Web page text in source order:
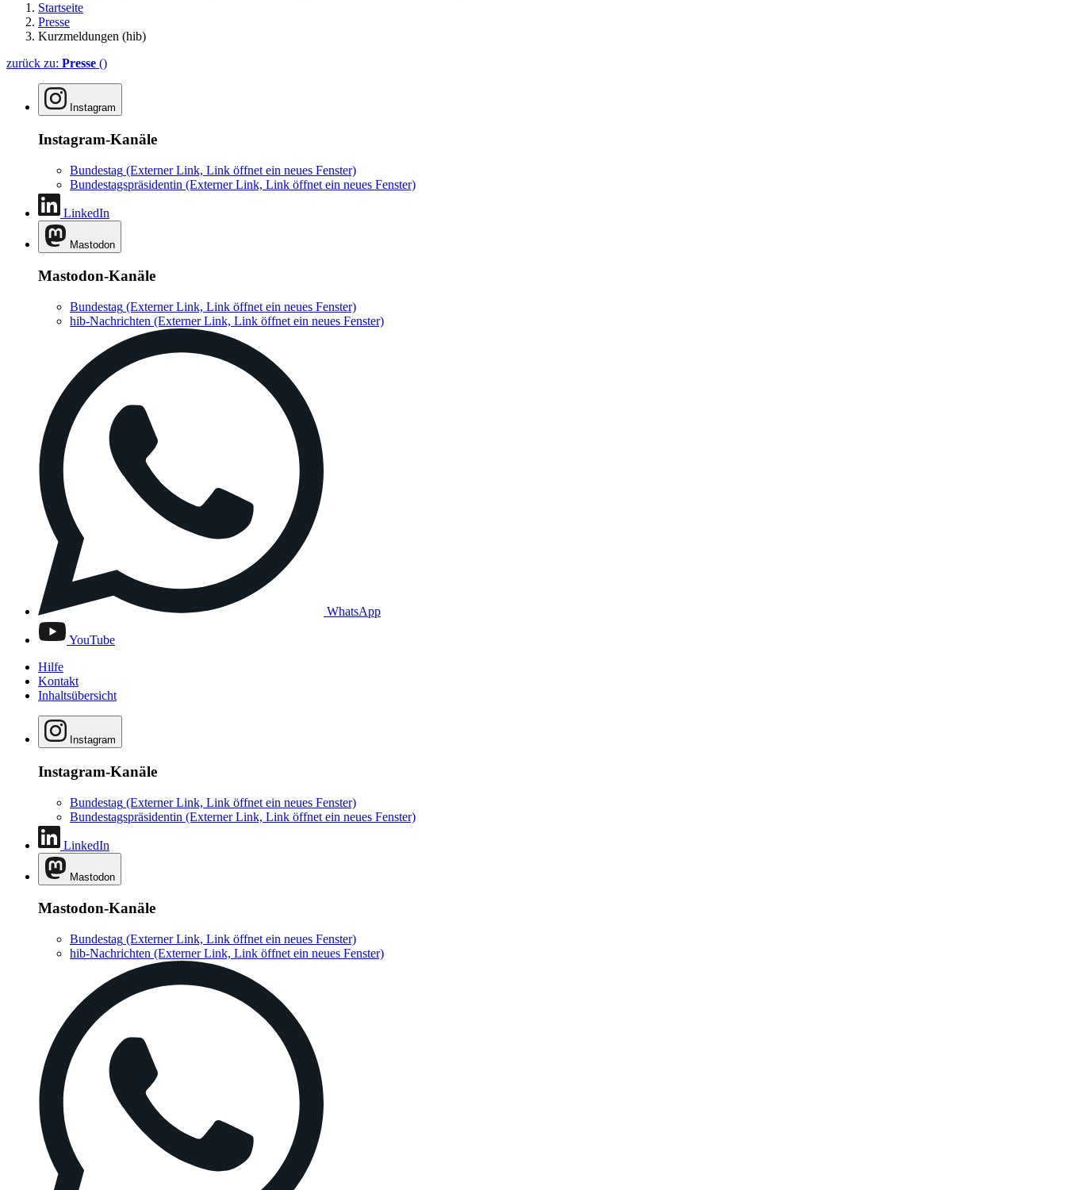
Startseite
Presse
Kurzmeldungen (hib)
zurück zu: Presse ()
Instagram
Instagram-Kanäle
Bundestag (Externer Link, Link öffnet ein neues Fenster)
Bundestagspräsidentin (Externer Link, Link öffnet ein neues Fenster)
LinkedIn
Mastodon
Mastodon-Kanäle
Bundestag (Externer Link, Link öffnet ein neues Fenster)
hib-Nachrichten (Externer Link, Link öffnet ein neues Fenster)
WhatsApp
YouTube
Hilfe
Kontakt
Inhaltsübersicht
Instagram
Instagram-Kanäle
Bundestag (Externer Link, Link öffnet ein neues Fenster)
Bundestagspräsidentin (Externer Link, Link öffnet ein neues Fenster)
LinkedIn
Mastodon
Mastodon-Kanäle
Bundestag (Externer Link, Link öffnet ein neues Fenster)
hib-Nachrichten (Externer Link, Link öffnet ein neues Fenster)